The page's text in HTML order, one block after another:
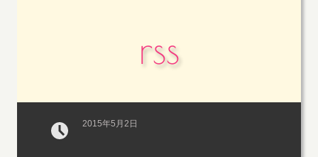
rss
2015年5月2日